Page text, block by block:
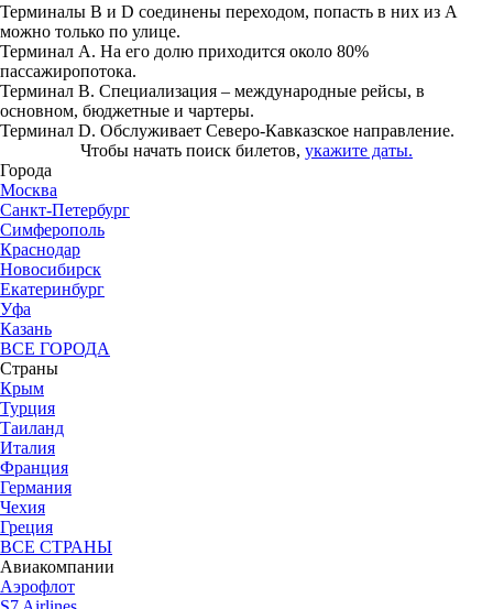
Терминалы B и D соединены переходом, попасть в них из А
можно только по улице.
Терминал А. На его долю приходится около 80%
пассажиропотока.
Терминал В. Специализация – международные рейсы, в
основном, бюджетные и чартеры.
Терминал D. Обслуживает Северо-Кавказское направление.
Чтобы начать поиск билетов, укажите даты.
Города
Москва
Санкт-Петербург
Симферополь
Краснодар
Новосибирск
Екатеринбург
Уфа
Казань
ВСЕ ГОРОДА
Страны
Крым
Турция
Таиланд
Италия
Франция
Германия
Чехия
Греция
ВСЕ СТРАНЫ
Авиакомпании
Аэрофлот